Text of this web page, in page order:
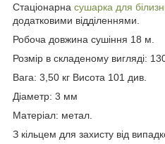
Стаціонарна сушарка для
додатковими відділеннями.
Робоча довжина сушіння 18 м.
Розмір в складеному вигляді:
Вага: 3,50 кг Висота 101 див.
Діаметр: 3 мм
Матеріал: метал.
З кільцем для захисту від